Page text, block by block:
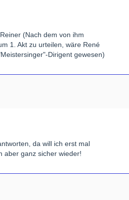
(Nach dem von ihm
1. Akt zu urteilen, wäre René
Dirigent gewesen)
da will ich erst mal
aber ganz sicher wieder!